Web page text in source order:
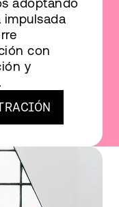
adoptando
impulsada
con
y